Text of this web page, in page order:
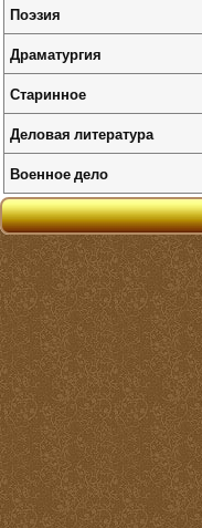
Поэзия
Драматургия
Старинное
Деловая литература
Военное дело